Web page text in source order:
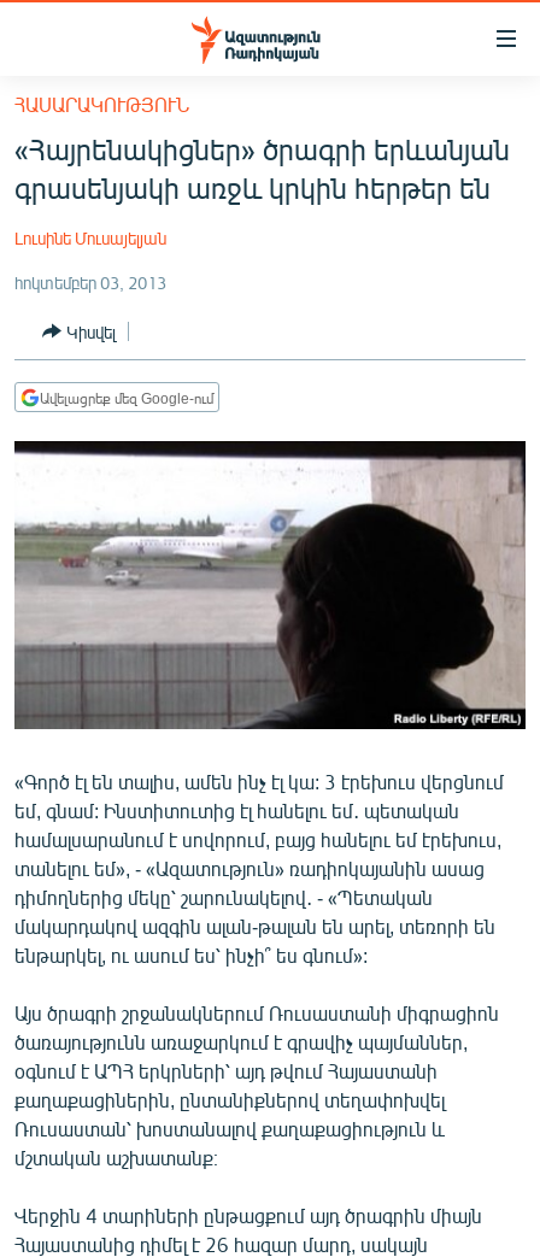
Մատչելիության
հիմնական
բովանդակությանը
հիմնական
մենյուին
ՀԱՅԱՍՏԱՆ
ՔԱՂԱՔԱԿԱՆ
ԸՆՏՐՈՒԹՅՈՒՆՆԵՐ 2026
ԻՐԱՎՈՒՆՔ
ՀԱՍԱՐԱԿՈՒԹՅՈՒՆ
ՏՆՏԵՍՈՒԹՅՈՒՆ
ՊԱՏԵՐԱԶՄԻ 6 ՇԱԲԱԹՆԵՐԸ
ՏԱՐԱԾԱՇՐՋԱՆ
ՄԻՋԱԶԳԱՅԻՆ
ՍՊՈՐՏ
ՄԵԿՆԱԲԱՆՈՒԹՅՈՒՆ
ՏՏ ԵՒ ԻՆՏԵՐՆԵՏ
ԿՈՐՈՆԱՎԻՐՈՒՍ
ԱՐԽԻՎ
ՏԵՍԱՆՅՈՒԹԵՐ
ԲԱՆԱՎԵՃ
ՁԳՏԵԼՈՎ ԼԱՎԱԳՈՒՅՆԻՆ
Հայերեն
English
Русский
ՀԵՏԵՎԵՔ ՄԵԶ
ՀԱՍԱՐԱԿՈՒԹՅՈՒՆ
«Հայրենակիցներ» ծրագրի երևանյան
գրասենյակի առջև կրկին հերթեր են
Լուսինե Մուսայելյան
հոկտեմբեր 03, 2013
Կիսվել
Ավելացրեք մեզ Google-ում
«Գործ էլ են տալիս, ամեն ինչ էլ կա: 3 էրեխուս վերցնում
եմ, գնամ: Ինստիտուտից էլ հանելու եմ․ պետական
համալսարանում է սովորում, բայց հանելու եմ էրեխուս,
տանելու եմ», - «Ազատություն» ռադիոկայանին ասաց
դիմողներից մեկը՝ շարունակելով․ - «Պետական
մակարդակով ազգին ալան-թալան են արել, տեռորի են
ենթարկել, ու ասում ես՝ ինչի՞ ես գնում»:
Այս ծրագրի շրջանակներում Ռուսաստանի միգրացիոն
ծառայությունն առաջարկում է գրավիչ պայմաններ,
օգնում է ԱՊՀ երկրների՝ այդ թվում Հայաստանի
քաղաքացիներին, ընտանիքներով տեղափոխվել
Ռուսաստան՝ խոստանալով քաղաքացիություն և
մշտական աշխատանք։
Վերջին 4 տարիների ընթացքում այդ ծրագրին միայն
Հայաստանից դիմել է 26 հազար մարդ, սակայն